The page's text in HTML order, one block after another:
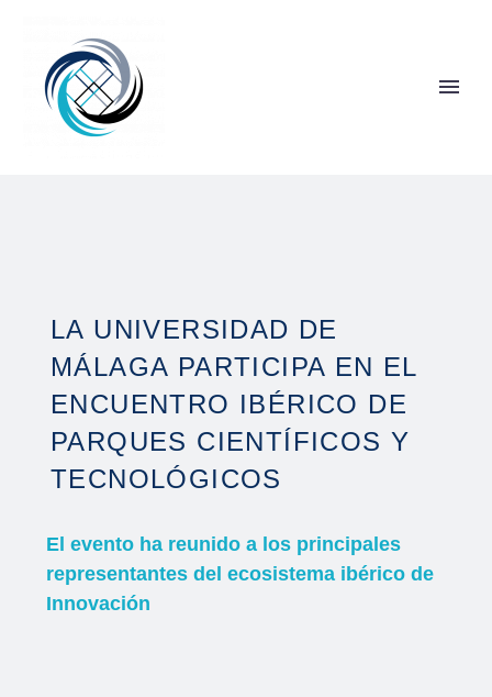
LA UNIVERSIDAD DE
MÁLAGA PARTICIPA EN EL
ENCUENTRO IBÉRICO DE
PARQUES CIENTÍFICOS Y
TECNOLÓGICOS
El evento ha reunido a los principales
representantes del ecosistema ibérico de
Innovación